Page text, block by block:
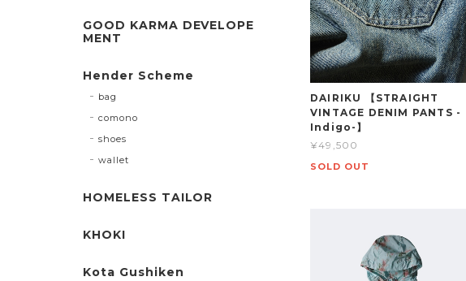
DAIRIKU 【STRAIGHT
VINTAGE DENIM PANTS -
Indigo-】
¥49,500
SOLD OUT
GOOD KARMA DEVELOPE
MENT
Hender Scheme
bag
comono
shoes
wallet
HOMELESS TAILOR
KHOKI
Kota Gushiken